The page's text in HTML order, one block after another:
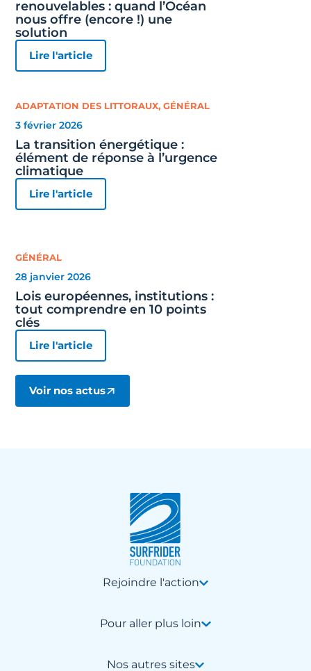
renouvelables : quand l’Océan
nous offre (encore !) une
solution
Lire l'article
ADAPTATION DES LITTORAUX,GÉNÉRAL
3 février 2026
La transition énergétique :
élément de réponse à l’urgence
climatique
Lire l'article
GÉNÉRAL
28 janvier 2026
Lois européennes, institutions :
tout comprendre en 10 points
clés
Lire l'article
Voir nos actus
Rejoindre l'action
Pour aller plus loin
Nos autres sites